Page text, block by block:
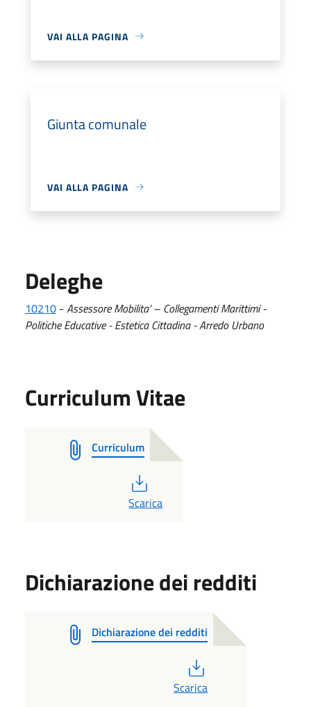
VAI ALLA PAGINA
Giunta comunale
VAI ALLA PAGINA
Deleghe
10210 - Assessore Mobilita’ – Collegamenti Marittimi -
Politiche Educative - Estetica Cittadina - Arredo Urbano
Curriculum Vitae
Curriculum
PDF
Scarica
Dichiarazione dei redditi
Dichiarazione dei redditi
Scarica